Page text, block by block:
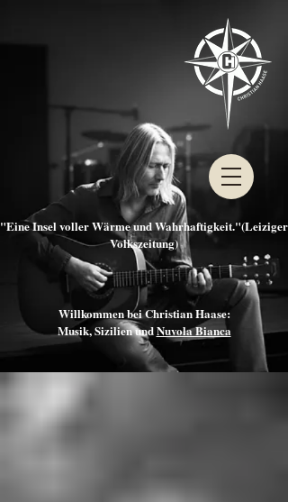
"Eine Insel voller Wärme und Wahrhaftigkeit."(Leiziger
Volkszeitung)
Willkommen bei Christian Haase:
Musik, Sizilien undNuvola Bianca